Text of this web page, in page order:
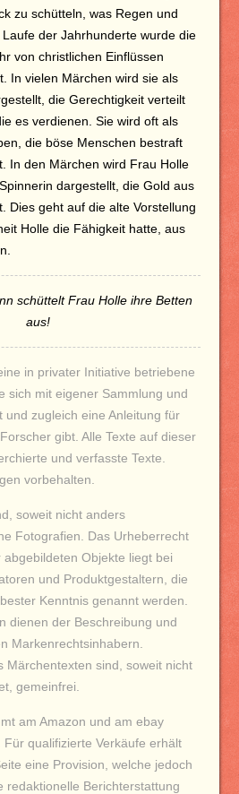
zu schütteln, was Regen und
der Jahrhunderte wurde die
von christlichen Einflüssen
In vielen Märchen wird sie als
die Gerechtigkeit verteilt
es verdienen. Sie wird oft als
die böse Menschen bestraft
In den Märchen wird Frau Holle
dargestellt, die Gold aus
Dies geht auf die alte Vorstellung
Holle die Fähigkeit hatte, aus
schüttelt Frau Holle ihre Betten
aus!
in privater Initiative betriebene
sich mit eigener Sammlung und
und zugleich eine Anleitung für
gibt. Alle Texte auf dieser
und verfasste Texte.
vorbehalten.
soweit nicht anders
Fotografien. Das Urheberrecht
Objekte liegt bei
und Produktgestaltern, die
Kenntnis genannt werden.
dienen der Beschreibung und
Markenrechtsinhabern.
Märchentexten sind, soweit nicht
gemeinfrei.
am Amazon und am ebay
qualifizierte Verkäufe erhält
eine Provision, welche jedoch
redaktionelle Berichterstattung